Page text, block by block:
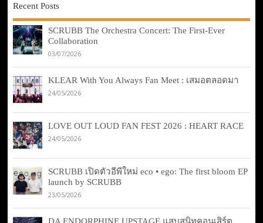
Recent Posts
SCRUBB The Orchestra Concert: The First-Ever
Collaboration
03/07/2026
KLEAR With You Always Fan Meet : เสมอตลอดมา
24/05/2026
LOVE OUT LOUD FAN FEST 2026 : HEART RACE
24/05/2026
SCRUBB เปิดตัวอีพีใหม่ eco • ego: The first bloom EP
launch by SCRUBB
23/05/2026